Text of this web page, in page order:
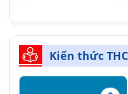
Kiến thức